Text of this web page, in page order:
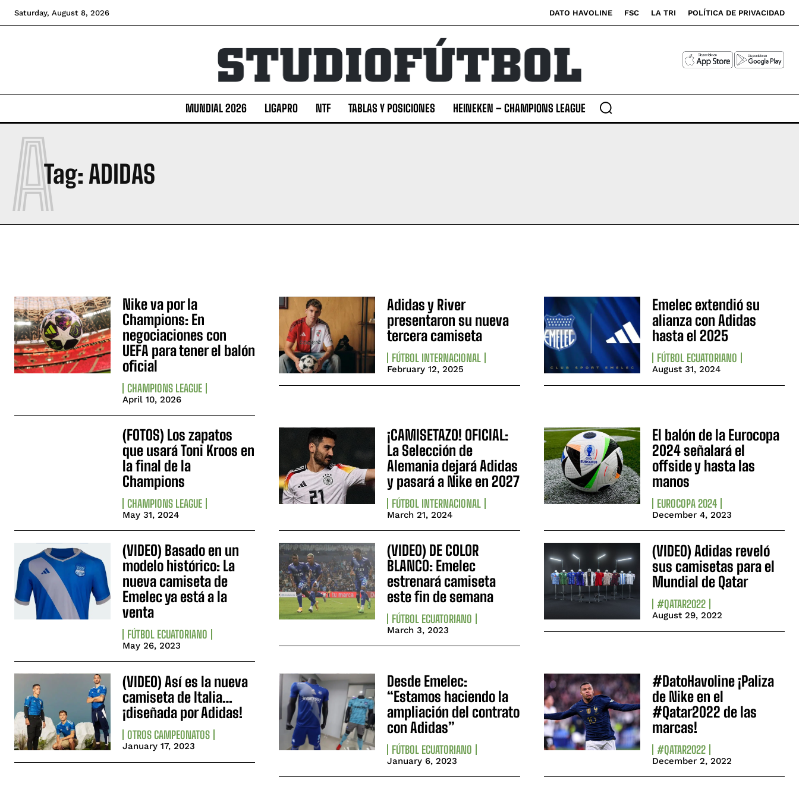
Saturday, August 8, 2026 DATO HAVOLINE FSC LA TRI POLÍTICA DE PRIVACIDAD
MUNDIAL 2026 LIGAPRO NTF TABLAS Y POSICIONES HEINEKEN – CHAMPIONS LEAGUE
Tag: ADIDAS
A
Nike va por la
Champions: En
negociaciones con
UEFA para tener el balón
oficial
CHAMPIONS LEAGUE
April 10, 2026
Adidas y River
presentaron su nueva
tercera camiseta
FÚTBOL INTERNACIONAL
February 12, 2025
Emelec extendió su
alianza con Adidas
hasta el 2025
FÚTBOL ECUATORIANO
August 31, 2024
(FOTOS) Los zapatos
que usará Toni Kroos en
la final de la
Champions
CHAMPIONS LEAGUE
May 31, 2024
¡CAMISETAZO! OFICIAL:
La Selección de
Alemania dejará Adidas
y pasará a Nike en 2027
FÚTBOL INTERNACIONAL
March 21, 2024
El balón de la Eurocopa
2024 señalará el
offside y hasta las
manos
EUROCOPA 2024
December 4, 2023
(VIDEO) Basado en un
modelo histórico: La
nueva camiseta de
Emelec ya está a la
venta
FÚTBOL ECUATORIANO
May 26, 2023
(VIDEO) DE COLOR
BLANCO: Emelec
estrenará camiseta
este fin de semana
FÚTBOL ECUATORIANO
March 3, 2023
(VIDEO) Adidas reveló
sus camisetas para el
Mundial de Qatar
#QATAR2022
August 29, 2022
(VIDEO) Así es la nueva
camiseta de Italia…
¡diseñada por Adidas!
OTROS CAMPEONATOS
January 17, 2023
Desde Emelec:
“Estamos haciendo la
ampliación del contrato
con Adidas”
FÚTBOL ECUATORIANO
January 6, 2023
#DatoHavoline ¡Paliza
de Nike en el
#Qatar2022 de las
marcas!
#QATAR2022
December 2, 2022